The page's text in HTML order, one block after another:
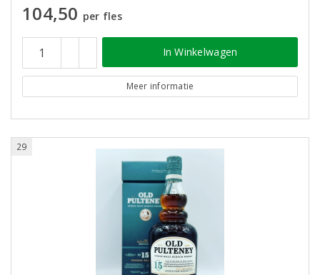
104,50 per fles
In Winkelwagen
Meer informatie
29